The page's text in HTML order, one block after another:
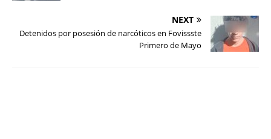
NEXT
Detenidos por posesión de narcóticos en Fovissste
Primero de Mayo